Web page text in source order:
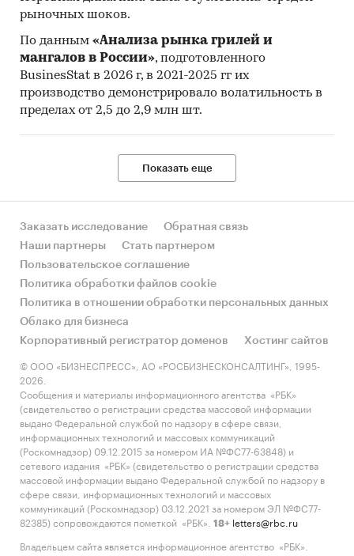
и зарубежных поставщиков
- Рейтинг ведущих российских экспортеров и
зарубежных покупателей
Единицы измерения:
Количественные показатели в отчете
География исследования:
Экстракты
Растительные соки
рыночных шоков.
По данным «Анализа рынка грилей и
мангалов в России», подготовленного
BusinesStat в 2026 г, в 2021-2025 гг их
производство демонстрировало волатильность в
пределах от 2,5 до 2,9 млн шт.
Показать еще
Заказать исследование
Обратная связь
Наши партнеры
Стать партнером
Пользовательское соглашение
Политика обработки файлов cookie
Политика в отношении обработки персональных данных
Облако для бизнеса
Корпоративный регистратор доменов
Хостинг сайтов
© ООО «БИЗНЕСПРЕСС», АО «РОСБИЗНЕСКОНСАЛТИНГ», 1995-
2026.
Сообщения и материалы информационного агентства «РБК»
(свидетельство о регистрации средства массовой информации
выдано Федеральной службой по надзору в сфере связи,
информационных технологий и массовых коммуникаций
(Роскомнадзор) 09.12.2015 за номером ИА №ФС77-63848) и
сетевого издания «РБК» (свидетельство о регистрации средства
массовой информации выдано Федеральной службой по надзору в
сфере связи, информационных технологий и массовых
коммуникаций (Роскомнадзор) 03.12.2021 за номером ЭЛ №ФС77-
82385) сопровождаются пометкой «РБК».
18+ letters@rbc.ru
Владельцем сайта является информационное агентство «РБК».